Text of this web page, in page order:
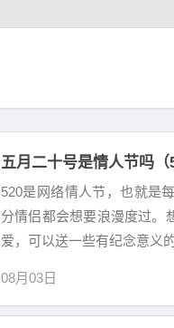
五月二十号是情人节吗（
520是网络情人节，也就是
分情侣都会想要浪漫度过。
爱，可以送一些有纪念意义
08月03日